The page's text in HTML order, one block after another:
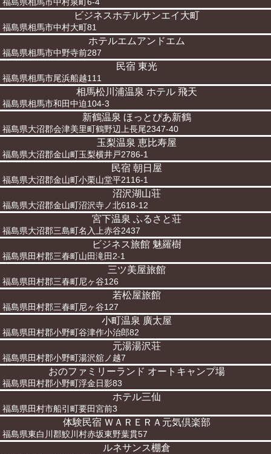
福島県相馬市中村泉町6-4
ビジネスホテルサンエイ大町
福島県相馬市中村大町81
ホテルエムアンドエム
福島県相馬市中野寺前287
民宿 東光
福島県相馬市尾浜船越111
相馬松川浦温泉 ホテル 飛天
福島県相馬市和田中迫104-3
新鶴温泉 ほっとぴあ新鶴
福島県大沼郡会津美里町鶴野辺上長尾2347-40
玉梨温泉 恵比寿屋
福島県大沼郡金山町玉梨横井戸2786-1
民宿 朝日屋
福島県大沼郡金山町小栗山堂平2116-1
沼沢湖山荘
福島県大沼郡金山町沼沢寺ノ北618-12
宮下温泉 ふるさと荘
福島県大沼郡三島町名入上赤谷2437
ビジネス旅館 魅羅樹
福島県田村郡三春町山田滝田2-1
三ツ美屋旅館
福島県田村郡三春町尼ヶ谷126
若松屋旅館
福島県田村郡三春町尼ヶ谷127
小町温泉 廣太屋
福島県田村郡小野町谷津作小治郎82
元湯湯沢荘
福島県田村郡小野町湯沢舘ノ越7
おのファミリーランド オートキャンプ場
福島県田村郡小野町浮金日影83
ホテル三仙
福島県田村市船引町要田宮前3
体験民宿 ＷＡＲＥＲＡ元気倶楽部
福島県東白川郡鮫川村赤坂東野葉貫57
ルネサンス棚倉